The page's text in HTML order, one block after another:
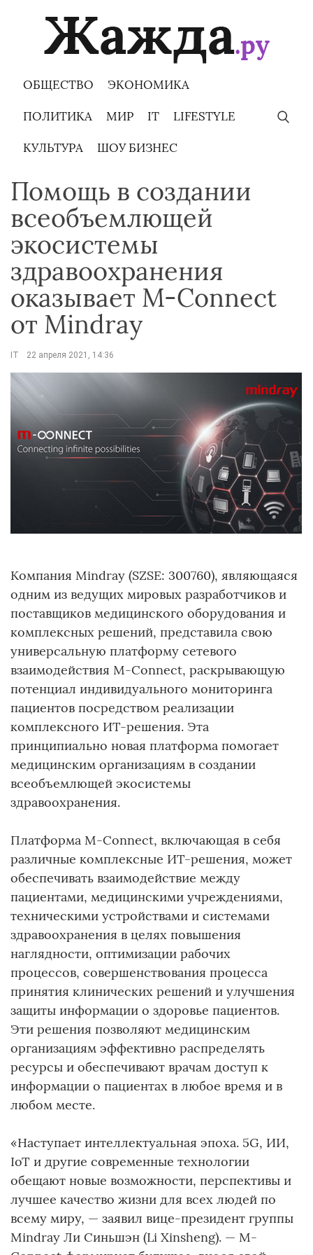
ОБЩЕСТВО ЭКОНОМИКА
ПОЛИТИКА МИР IT LIFESTYLE
КУЛЬТУРА ШОУ БИЗНЕС
Помощь в создании
всеобъемлющей
экосистемы
здравоохранения
оказывает M-Connect
от Mindray
IT 22 апреля 2021, 14:36
Компания Mindray (SZSE: 300760), являющаяся
одним из ведущих мировых разработчиков и
поставщиков медицинского оборудования и
комплексных решений, представила свою
универсальную платформу сетевого
взаимодействия M-Connect, раскрывающую
потенциал индивидуального мониторинга
пациентов посредством реализации
комплексного ИТ-решения. Эта
принципиально новая платформа помогает
медицинским организациям в создании
всеобъемлющей экосистемы
здравоохранения.
Платформа M-Connect, включающая в себя
различные комплексные ИТ-решения, может
обеспечивать взаимодействие между
пациентами, медицинскими учреждениями,
техническими устройствами и системами
здравоохранения в целях повышения
наглядности, оптимизации рабочих
процессов, совершенствования процесса
принятия клинических решений и улучшения
защиты информации о здоровье пациентов.
Эти решения позволяют медицинским
организациям эффективно распределять
ресурсы и обеспечивают врачам доступ к
информации о пациентах в любое время и в
любом месте.
«Наступает интеллектуальная эпоха. 5G, ИИ,
IoT и другие современные технологии
обещают новые возможности, перспективы и
лучшее качество жизни для всех людей по
всему миру, — заявил вице-президент группы
Mindray Ли Синьшэн (Li Xinsheng). — M-